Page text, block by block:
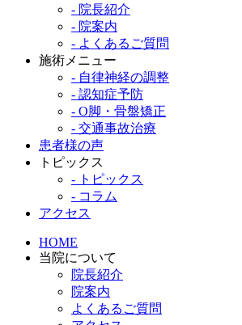
- 院長紹介
- 院案内
- よくあるご質問
施術メニュー
- 自律神経の調整
- 認知症予防
- O脚・骨盤矯正
- 交通事故治療
患者様の声
トピックス
- トピックス
- コラム
アクセス
HOME
当院について
院長紹介
院案内
よくあるご質問